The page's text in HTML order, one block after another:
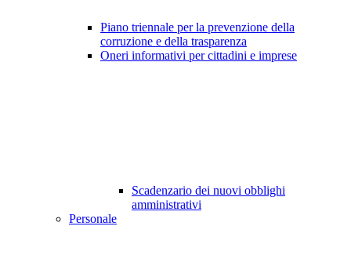
Piano triennale per la prevenzione della
corruzione e della trasparenza
Oneri informativi per cittadini e imprese
Scadenzario dei nuovi obblighi
amministrativi
Personale